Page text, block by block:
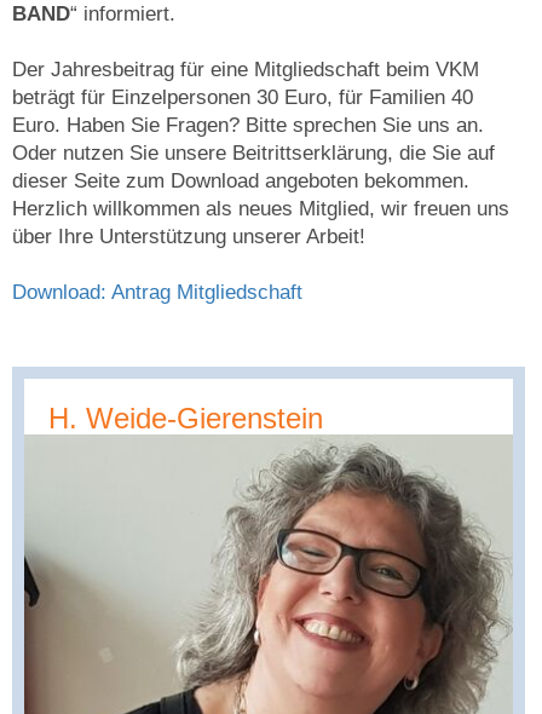
BAND“ informiert.
Der Jahresbeitrag für eine Mitgliedschaft beim VKM
beträgt für Einzelpersonen 30 Euro, für Familien 40
Euro. Haben Sie Fragen? Bitte sprechen Sie uns an.
Oder nutzen Sie unsere Beitrittserklärung, die Sie auf
dieser Seite zum Download angeboten bekommen.
Herzlich willkommen als neues Mitglied, wir freuen uns
über Ihre Unterstützung unserer Arbeit!
Download: Antrag Mitgliedschaft
H. Weide-Gierenstein